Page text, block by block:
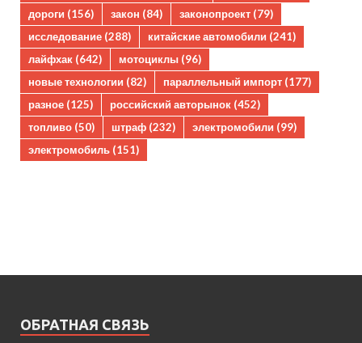
дороги (156) закон (84) законопроект (79)
исследование (288) китайские автомобили (241)
лайфхак (642) мотоциклы (96)
новые технологии (82) параллельный импорт (177)
разное (125) российский авторынок (452)
топливо (50) штраф (232) электромобили (99)
электромобиль (151)
ОБРАТНАЯ СВЯЗЬ